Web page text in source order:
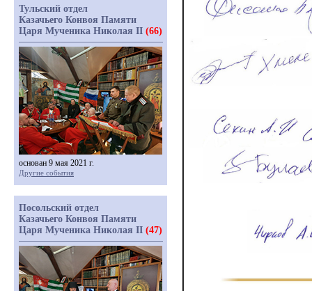
Тульский отдел
Казачьего Конвоя Памяти
Царя Мученика Николая II (66)
основан 9 мая 2021 г.
Другие события
Посольский отдел
Казачьего Конвоя Памяти
Царя Мученика Николая II (47)